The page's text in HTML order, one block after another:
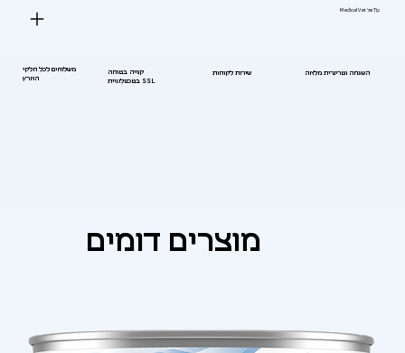
Tip של Medical Vet
משלוחים לכל חלקי
הארץ
קנייה בטוחה
בטכנולוגיית SSL
שירות לקוחות השגחה וטרינרית מלאה
מוצרים דומים